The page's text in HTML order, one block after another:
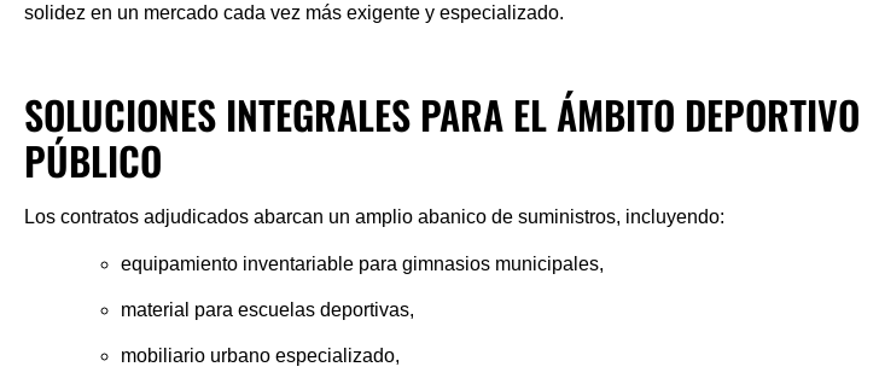
solidez en un mercado cada vez más exigente y especializado.
SOLUCIONES INTEGRALES PARA EL ÁMBITO DEPORTIVO
PÚBLICO
Los contratos adjudicados abarcan un amplio abanico de suministros, incluyendo:
equipamiento inventariable para gimnasios municipales,
material para escuelas deportivas,
mobiliario urbano especializado,